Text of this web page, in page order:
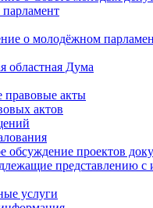
о молодёжном
областная Дума
акты
актов
обсуждение проектов
представлению с
услуги